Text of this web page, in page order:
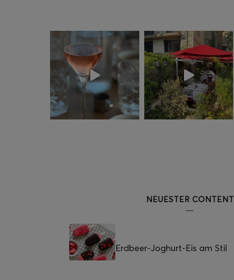
NEUESTER CONTENT
Erdbeer-Joghurt-Eis am Stil